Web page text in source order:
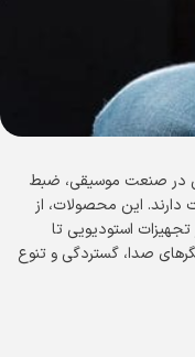
در صنعت موسیقی، ضبط
این محصولات، از
تجهیزات استودیویی تا
صدا، گستردگی و تنوع